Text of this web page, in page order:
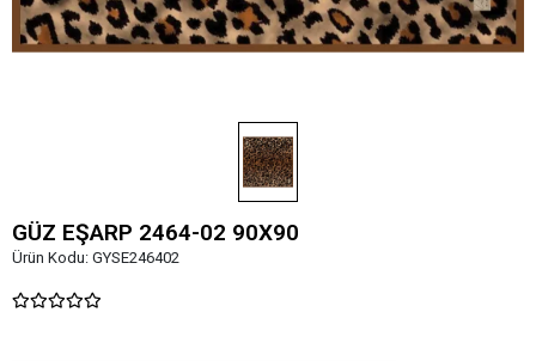
GÜZ EŞARP 2464-02 90X90
Ürün Kodu: GYSE246402